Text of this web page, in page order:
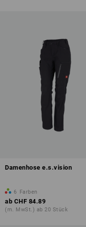
Damenhose e.s.vision
6 Farben
ab CHF 84.89
(m. MwSt.) ab 20 Stück